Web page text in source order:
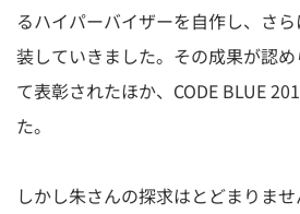
るハイパーバイザーを自作し、さ
装していきました。その成果が認
て表彰されたほか、CODE BLUE
た。
しかし朱さんの探求はとどまりま